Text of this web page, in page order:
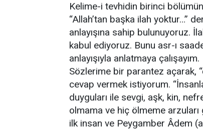
Kelime-i tevhidin birinci
“Allah’tan başka ilah yoktur…”
anlayışına sahip bulunuyoruz.
kabul ediyoruz. Bunu asr-ı
anlayışıyla anlatmaya çalışayım.
Sözlerime bir parantez açarak,
cevap vermek istiyorum.
duyguları ile sevgi, aşk, kin,
olmama ve hiç ölmeme
ilk insan ve Peygamber Âdem